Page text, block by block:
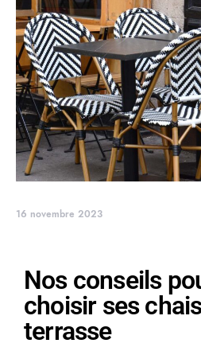
16 novembre 2023
Nos conseils
choisir ses
terrasse